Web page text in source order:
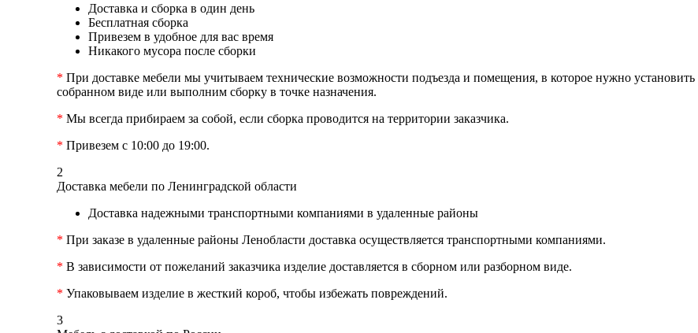
Доставка и сборка в один день
Бесплатная сборка
Привезем в удобное для вас время
Никакого мусора после сборки
* При доставке мебели мы учитываем технические возможности подъезда и помещения, в которое нужно
собранном виде или выполним сборку в точке назначения.
* Мы всегда прибираем за собой, если сборка проводится на территории заказчика.
* Привезем с 10:00 до 19:00.
2
Доставка мебели по Ленинградской области
Доставка надежными транспортными компаниями в удаленные районы
* При заказе в удаленные районы Ленобласти доставка осуществляется транспортными компаниями.
* В зависимости от пожеланий заказчика изделие доставляется в сборном или разборном виде.
* Упаковываем изделие в жесткий короб, чтобы избежать повреждений.
3